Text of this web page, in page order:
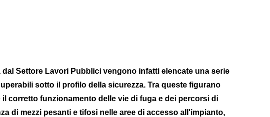
dal Settore Lavori Pubblici vengono infatti elencate una serie
sotto il profilo della sicurezza. Tra queste figurano
corretto funzionamento delle vie di fuga e dei percorsi di
di mezzi pesanti e tifosi nelle aree di accesso all'impianto,